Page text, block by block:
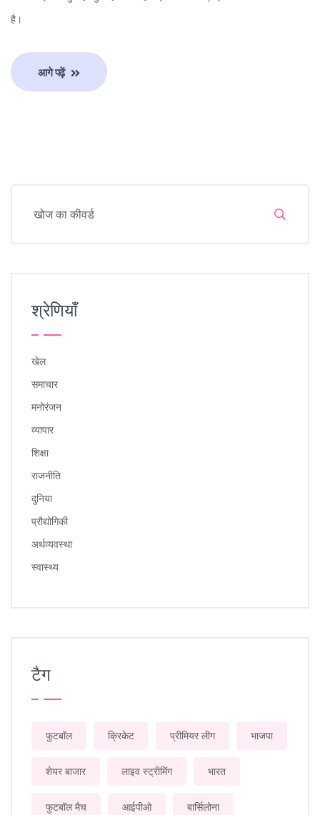
है।
आगे पढ़ें
श्रेणियाँ
खेल
समाचार
मनोरंजन
व्यापार
शिक्षा
राजनीति
दुनिया
प्रौद्योगिकी
अर्थव्यवस्था
स्वास्थ्य
टैग
फुटबॉल क्रिकेट प्रीमियर लीग भाजपा
शेयर बाजार लाइव स्ट्रीमिंग भारत
फुटबॉल मैच आईपीओ बार्सिलोना